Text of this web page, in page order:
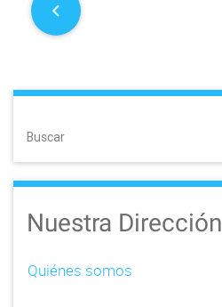
P
s
n
a
Buscar
Nuestra Dirección
Quiénes somos